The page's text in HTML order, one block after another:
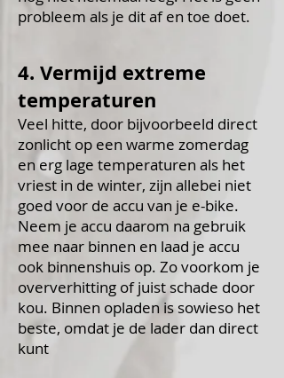
probleem als je dit af en toe doet.
4. Vermijd extreme
temperaturen
Veel hitte, door bijvoorbeeld direct
zonlicht op een warme zomerdag
en erg lage temperaturen als het
vriest in de winter, zijn allebei niet
goed voor de accu van je e-bike.
Neem je accu daarom na gebruik
mee naar binnen en laad je accu
ook binnenshuis op. Zo voorkom je
oververhitting of juist schade door
kou. Binnen opladen is sowieso het
beste, omdat je de lader dan direct
kunt